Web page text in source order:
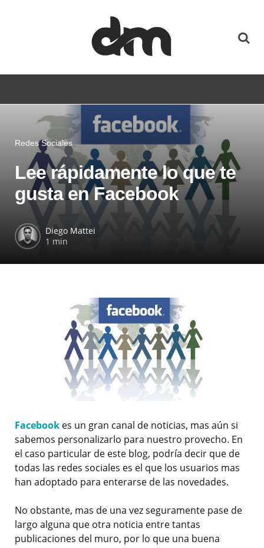
Redes Sociales
Lee rápidamente lo que te
gusta en Facebook
Diego Mattei
1 min
Facebook es un gran canal de noticias, mas aún si
sabemos personalizarlo para nuestro provecho. En
el caso particular de este blog, podría decir que de
todas las redes sociales es el que los usuarios mas
han adoptado para enterarse de las novedades.
No obstante, mas de una vez seguramente pase de
largo alguna que otra noticia entre tantas
publicaciones del muro, por lo que una buena